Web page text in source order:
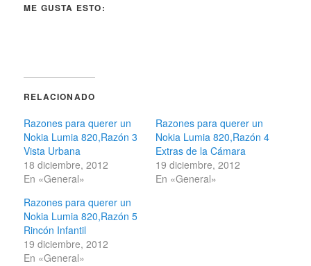
ME GUSTA ESTO:
RELACIONADO
Razones para querer un
Nokia Lumia 820,Razón 3
Vista Urbana
18 diciembre, 2012
En «General»
Razones para querer un
Nokia Lumia 820,Razón 4
Extras de la Cámara
19 diciembre, 2012
En «General»
Razones para querer un
Nokia Lumia 820,Razón 5
Rincón Infantil
19 diciembre, 2012
En «General»